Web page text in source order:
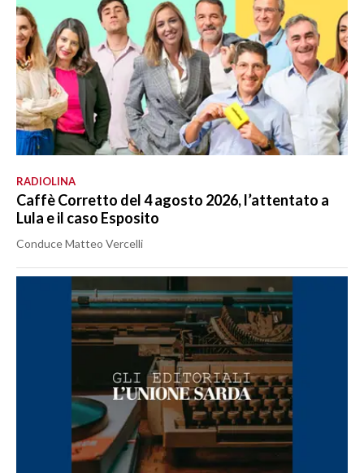
RADIOLINA
Caffè Corretto del 4 agosto 2026, l’attentato a
Lula e il caso Esposito
Conduce Matteo Vercelli